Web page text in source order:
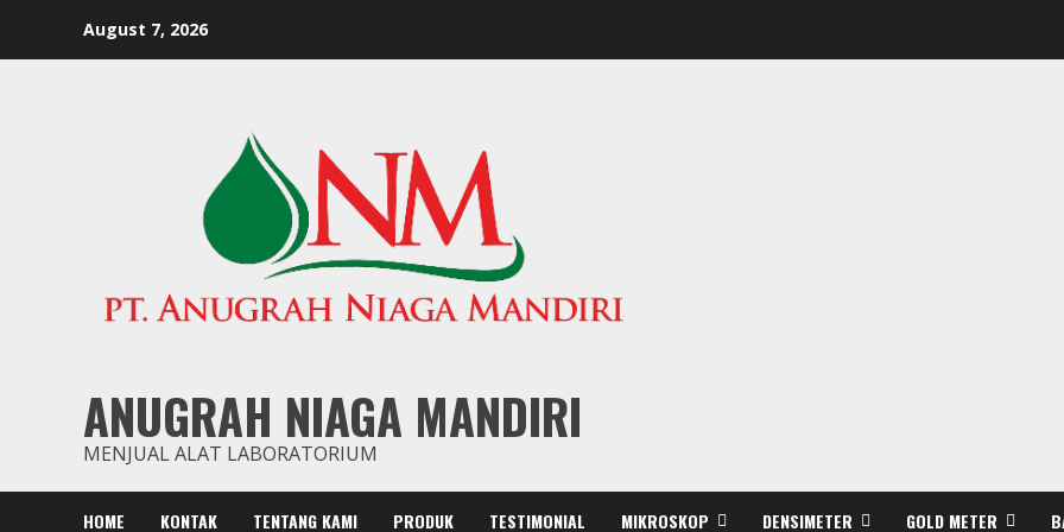
August 7, 2026
ANUGRAH NIAGA MANDIRI
MENJUAL ALAT LABORATORIUM
HOME KONTAK TENTANG KAMI PRODUK TESTIMONIAL MIKROSKOP DENSIMETER GOLD METER